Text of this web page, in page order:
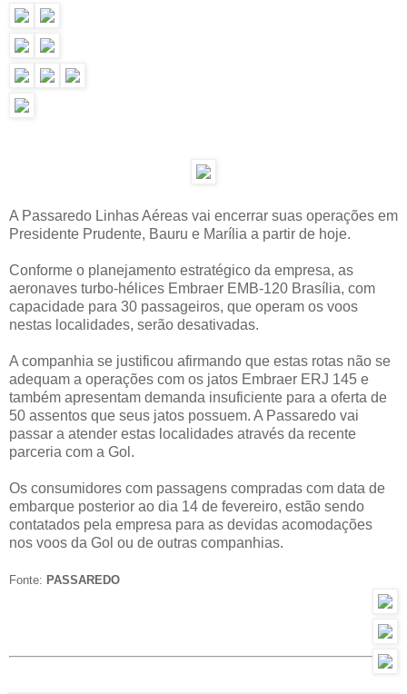
A Passaredo Linhas Aéreas vai encerrar suas operações em
Presidente Prudente, Bauru e Marília a partir de hoje.
Conforme o planejamento estratégico da empresa, as
aeronaves turbo-hélices Embraer EMB-120 Brasília, com
capacidade para 30 passageiros, que operam os voos
nestas localidades, serão desativadas.
A companhia se justificou afirmando que estas rotas não se
adequam a operações com os jatos Embraer ERJ 145 e
também apresentam demanda insuficiente para a oferta de
50 assentos que seus jatos possuem. A Passaredo vai
passar a atender estas localidades através da recente
parceria com a Gol.
Os consumidores com passagens compradas com data de
embarque posterior ao dia 14 de fevereiro, estão sendo
contatados pela empresa para as devidas acomodações
nos voos da Gol ou de outras companhias.
Fonte: PASSAREDO